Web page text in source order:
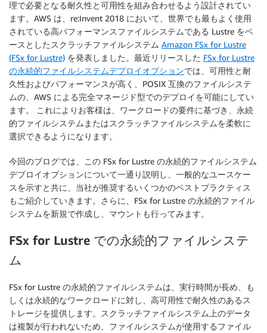
理で必要となる耐久性と可用性を組み合わせるよう設計されてい
ます。AWS は、re:Invent 2018 において、世界でも最もよく使用
されている高パフォーマンスファイルシステムである Lustre をベ
ースとしたスクラッチファイルシステム Amazon FSx for Lustre
(FSx for Lustre) を発表しました。最近リリースした FSx for Lustre
の永続的ファイルシステムデプロイオプションでは、可用性と耐
久性およびパフォーマンスが高く、POSIX 互換のファイルシステ
ムの、AWS による完全マネージド型でのデプロイを可能にしてい
ます。 これによりお客様は、ワークロードの要件に基づき、永続
的ファイルシステムまたはスクラッチファイルシステムを柔軟に
選択できるようになります。
今回のブログでは、この FSx for Lustre の永続的ファイルシステム
デプロイオプションについて一通り説明し、一般的なユースケー
スを示すと共に、当社が推奨するいくつかのベストプラクティス
もご紹介していきます。さらに、FSx for Lustre の永続的ファイル
システムを新規で作成し、マウントも行ってみます。
FSx for Lustre での永続的ファイルシステ
ム
FSx for Lustre の永続的ファイルシステムは、実行時間が長め、も
しくは永続的なワークロードに対し、高可用性で耐久性のあるス
トレージを提供します。スクラッチファイルシステム上のデータ
は複製が行われないため、ファイルシステムが使用するファイル